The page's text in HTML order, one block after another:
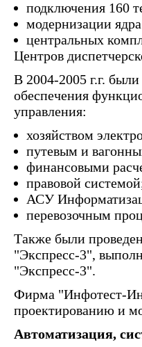
подключения 160
модернизации
центральных
Центров
В 2004-2005 г.г.
обеспечения
управления:
хозяйством
путевым и
финансовыми
правовой
АСУ
перевозочным
Также были
"Экспресс-3",
"Экспресс-3".
Фирма "Инфотест-
проектированию и
Автоматизация,